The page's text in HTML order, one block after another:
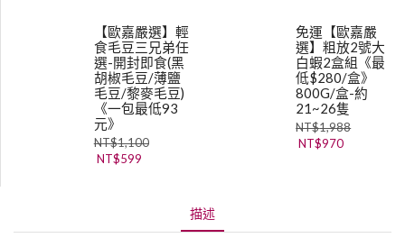
【歐嘉嚴選】輕
食毛豆三兄弟任
選-開封即食(黑
胡椒毛豆/薄鹽
毛豆/黎麥毛豆)
《一包最低93
元》
NT$1,100
NT$599
免運【歐嘉嚴
選】粗放2號大
白蝦2盒組《最
低$280/盒》
800G/盒-約
21~26隻
NT$1,988
NT$970
描述